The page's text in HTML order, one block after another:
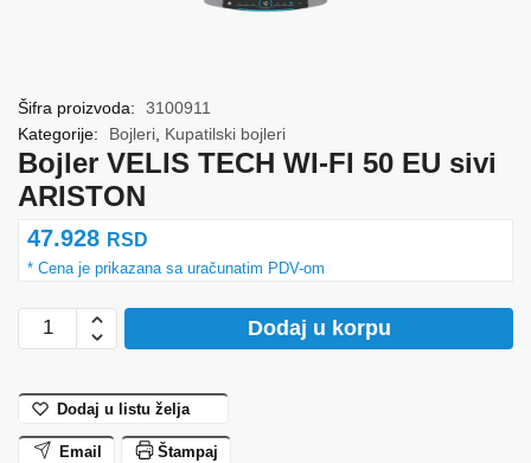
Bojler VELIS TECH WI-FI 50 EU sivi
ARISTON
47.928 RSD
Bojler
VELIS
WI-
FI
Dodaj u korpu
Šifra proizvoda:
3100911
Kategorije:
Bojleri Kupatilski bojleri
Dodaj u listu želja
Email Štampaj